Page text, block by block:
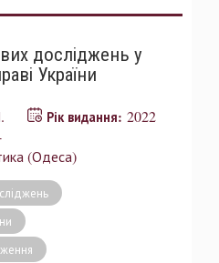
досліджень у
України
Рік видання: 2022
(Одеса)